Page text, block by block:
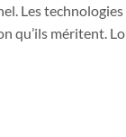
Les
méritent.